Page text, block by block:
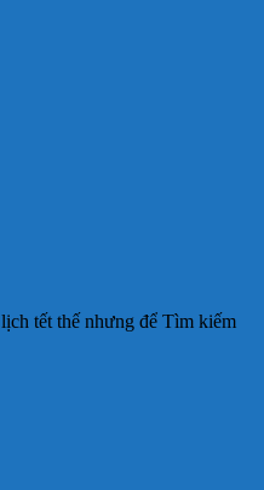
tết thế nhưng để Tìm kiếm